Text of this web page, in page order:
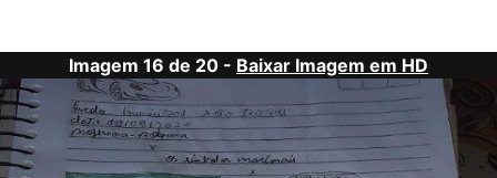
Imagem 16 de 20 - Baixar Imagem em HD